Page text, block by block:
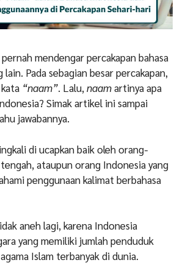
mendengar percakapan bahasa
Pada sebagian besar percakapan,
“naam”. Lalu,naamartinya apa
Simak artikel ini sampai
jawabannya.
di ucapkan baik oleh orang-
ataupun orang Indonesia yang
penggunaan kalimat berbahasa
aneh lagi, karena Indonesia
yang memiliki jumlah penduduk
Islam terbanyak di dunia.